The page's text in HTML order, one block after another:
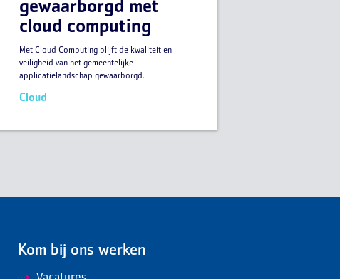
gewaarborgd met
cloud computing
Met Cloud Computing blijft de kwaliteit en
veiligheid van het gemeentelijke
applicatielandschap gewaarborgd.
Cloud
Kom bij ons werken